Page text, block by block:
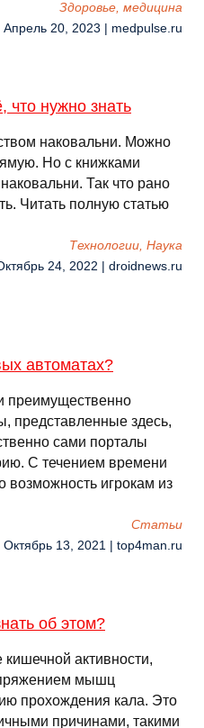
Здоровье, медицина
Апрель 20, 2023 | medpulse.ru
что нужно знать
наковальни. Можно
Но с книжками
Так что рано
Читать полную статью
Технологии, Наука
24, 2022 | droidnews.ru
автоматах?
преимущественно
представленные здесь,
сами порталы
С течением времени
возможность игрокам из
Cтатьи
Октябрь 13, 2021 | top4man.ru
об этом?
активности,
мышц
прохождения кала. Это
причинами, такими